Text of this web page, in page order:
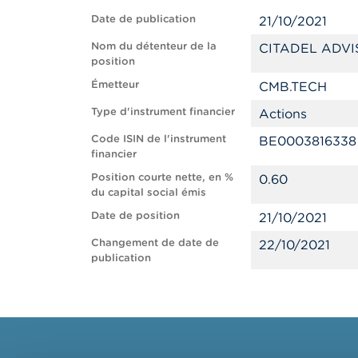
Date de publication 21/10/2021
Nom du détenteur de la
position
CITADEL
Émetteur CMB.TECH
Type d'instrument financier Actions
Code ISIN de l'instrument
financier
BE0003816338
Position courte nette, en %
du capital social émis
0.60
Date de position 21/10/2021
Changement de date de
publication
22/10/2021